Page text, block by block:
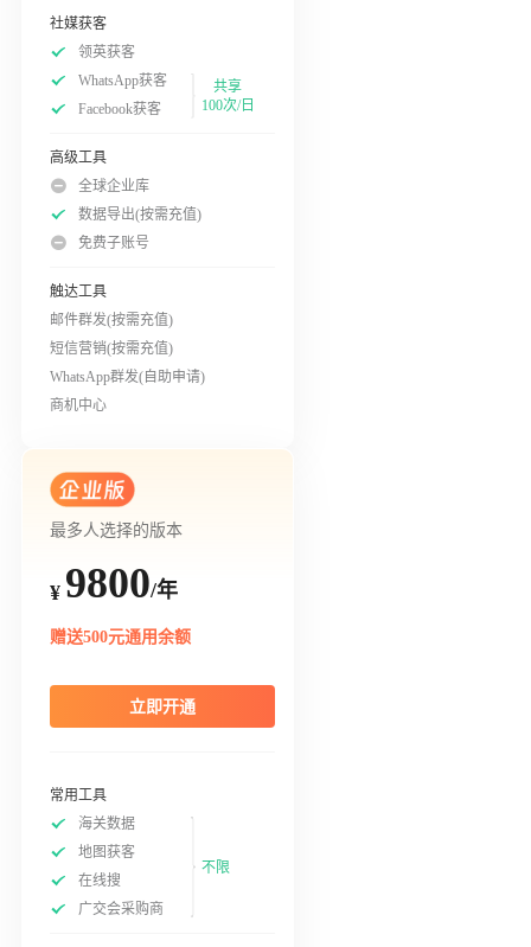
社媒获客
领英获客
WhatsApp获客
Facebook获客
共享
100次/日
高级工具
全球企业库
数据导出(按需充值)
免费子账号
触达工具
邮件群发(按需充值)
短信营销(按需充值)
WhatsApp群发(自助申请)
商机中心
最多人选择的版本
¥ 9800/年
赠送500元通用余额
立即开通
常用工具
海关数据
地图获客
在线搜
广交会采购商
不限